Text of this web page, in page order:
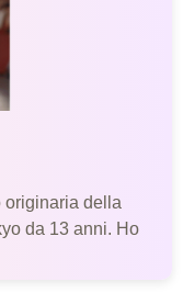
originaria della
da 13 anni. Ho